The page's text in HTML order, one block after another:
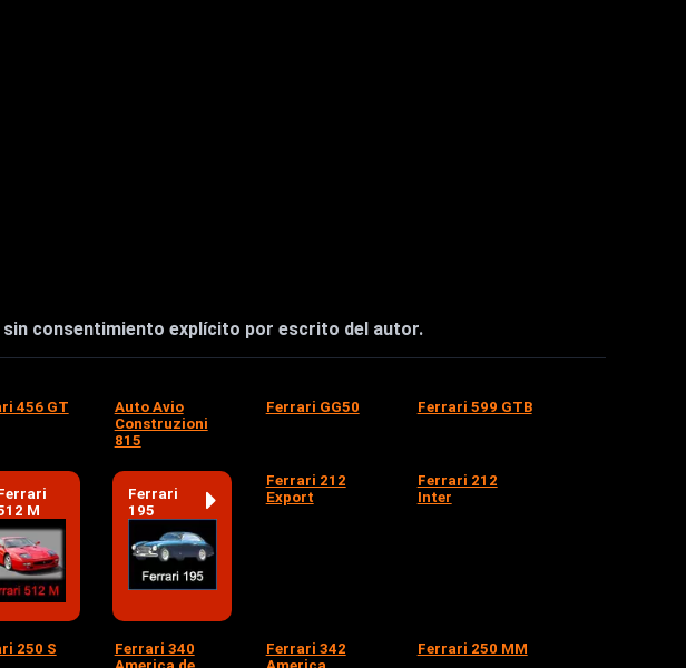
consentimiento explícito por escrito del autor.
456 GT
Auto Avio
Construzioni
815
Ferrari GG50 Ferrari 599 GTB
M
Ferrari
195
Ferrari 212
Export
Ferrari 212
Inter
250 S
Ferrari 340
Ferrari 342
Ferrari 250 MM